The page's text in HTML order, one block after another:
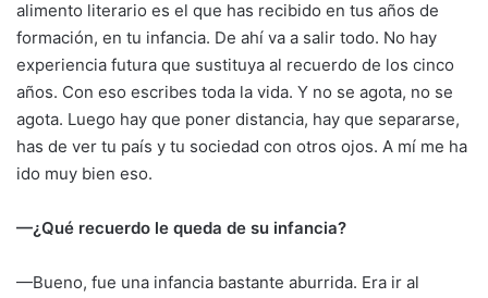
alimento literario es el que has recibido en tus años de
formación, en tu infancia. De ahí va a salir todo. No hay
experiencia futura que sustituya al recuerdo de los cinco
años. Con eso escribes toda la vida. Y no se agota, no se
agota. Luego hay que poner distancia, hay que separarse,
has de ver tu país y tu sociedad con otros ojos. A mí me ha
ido muy bien eso.
—¿Qué recuerdo le queda de su infancia?
—Bueno, fue una infancia bastante aburrida. Era ir al